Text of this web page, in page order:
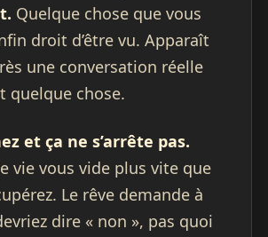
Quelque chose que vous
droit d’être vu. Apparaît
une conversation réelle
quelque chose.
et ça ne s’arrête pas.
vie vous vide plus vite que
Le rêve demande à
dire « non », pas quoi